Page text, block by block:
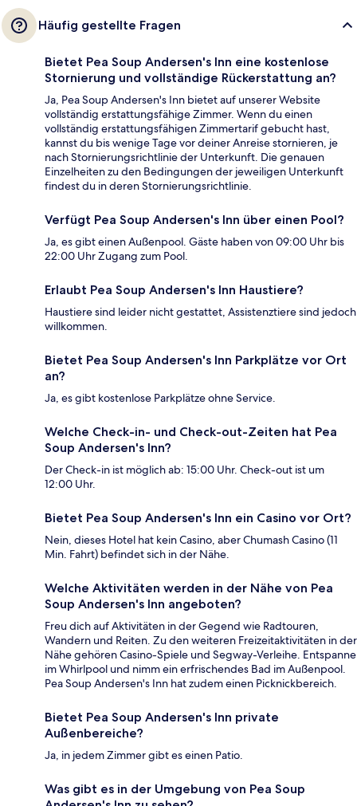
Häufig gestellte Fragen
Bietet Pea Soup Andersen's Inn eine kostenlose
Stornierung und vollständige Rückerstattung an?
Ja, Pea Soup Andersen's Inn bietet auf unserer Website
vollständig erstattungsfähige Zimmer. Wenn du einen
vollständig erstattungsfähigen Zimmertarif gebucht hast,
kannst du bis wenige Tage vor deiner Anreise stornieren, je
nach Stornierungsrichtlinie der Unterkunft. Die genauen
Einzelheiten zu den Bedingungen der jeweiligen Unterkunft
findest du in deren Stornierungsrichtlinie.
Verfügt Pea Soup Andersen's Inn über einen Pool?
Ja, es gibt einen Außenpool. Gäste haben von 09:00 Uhr bis
22:00 Uhr Zugang zum Pool.
Erlaubt Pea Soup Andersen's Inn Haustiere?
Haustiere sind leider nicht gestattet, Assistenztiere sind jedoch
willkommen.
Bietet Pea Soup Andersen's Inn Parkplätze vor Ort
an?
Ja, es gibt kostenlose Parkplätze ohne Service.
Welche Check-in- und Check-out-Zeiten hat Pea
Soup Andersen's Inn?
Der Check-in ist möglich ab: 15:00 Uhr. Check-out ist um
12:00 Uhr.
Bietet Pea Soup Andersen's Inn ein Casino vor Ort?
Nein, dieses Hotel hat kein Casino, aber Chumash Casino (11
Min. Fahrt) befindet sich in der Nähe.
Welche Aktivitäten werden in der Nähe von Pea
Soup Andersen's Inn angeboten?
Freu dich auf Aktivitäten in der Gegend wie Radtouren,
Wandern und Reiten. Zu den weiteren Freizeitaktivitäten in der
Nähe gehören Casino-Spiele und Segway-Verleihe. Entspanne
im Whirlpool und nimm ein erfrischendes Bad im Außenpool.
Pea Soup Andersen's Inn hat zudem einen Picknickbereich.
Bietet Pea Soup Andersen's Inn private
Außenbereiche?
Ja, in jedem Zimmer gibt es einen Patio.
Was gibt es in der Umgebung von Pea Soup